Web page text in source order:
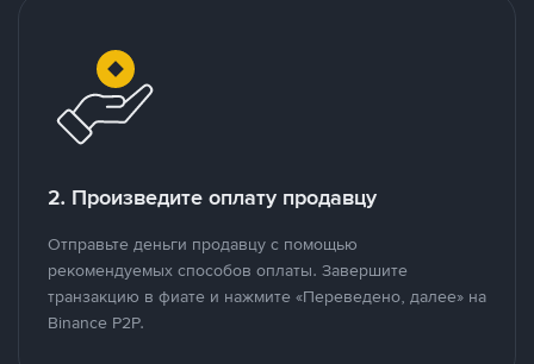
2. Произведите оплату продавцу
Отправьте деньги продавцу с помощью
рекомендуемых способов оплаты. Завершите
транзакцию в фиате и нажмите «Переведено, далее» на
Binance P2P.